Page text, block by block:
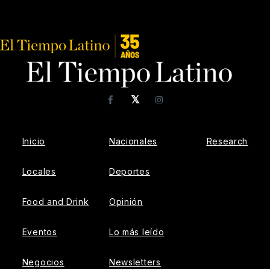
𝕏
FacebookInstagram
Inicio
Locales
Food and Drink
Eventos
Negocios
Nacionales
Deportes
Opinión
Lo más leído
Newsletters
Research